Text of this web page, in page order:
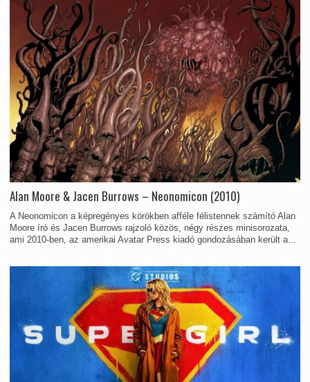
Alan Moore & Jacen Burrows – Neonomicon (2010)
A Neonomicon a képregényes körökben afféle félistennek számító Alan
Moore író és Jacen Burrows rajzoló közös, négy részes minisorozata,
ami 2010-ben, az amerikai Avatar Press kiadó gondozásában került a...